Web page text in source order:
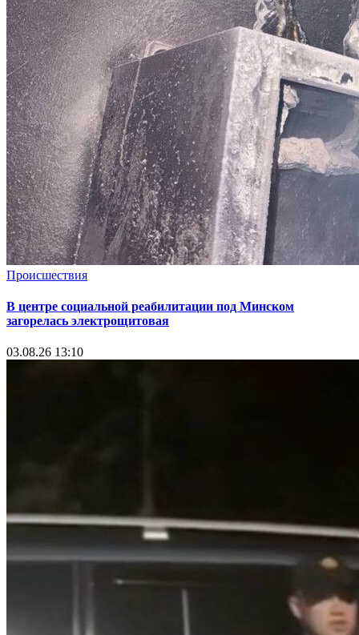
Происшествия
В центре социальной реабилитации под Минском
загорелась электрощитовая
03.08.26 13:10